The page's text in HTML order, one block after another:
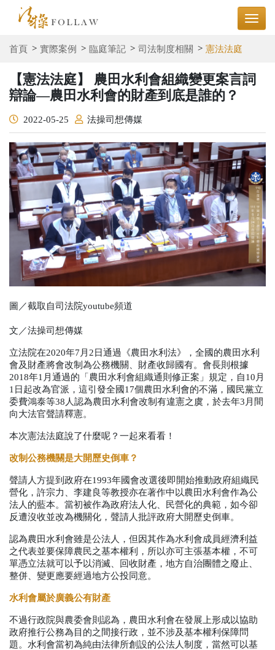
首頁 實際案例 臨庭筆記 司法制度相關 憲法法庭
【憲法法庭】 農田水利會組織變更案言詞
辯論—農田水利會的財產到底是誰的？
2022-05-25 法操司想傳媒
圖／截取自司法院youtube頻道
文／法操司想傳媒
立法院在2020年7 月 2 日通過《農田水利法》，全國的農田水利
會及財產將會改制為公務機關、財產收歸國有。會長則根據
2018年1 月通過的「農田水利會組織通則修正案」規定，自10 月
1 日起改為官派，這引發全國 17個農田水利會的不滿，國民黨立
委費鴻泰等38 人認為農田水利會改制有違憲之虞，於去年3 月間
向大法官聲請釋憲。
本次憲法法庭說了什麼呢？一起來看看！
改制公務機關是大開歷史倒車？
聲請人方提到政府在1993年國會改選後即開始推動政府組織民
營化，許宗力、李建良等教授亦在著作中以農田水利會作為公
法人的藍本。當初被作為政府法人化、民營化的典範，如今卻
反遭沒收並改為機關化，聲請人批評政府大開歷史倒車。
認為農田水利會雖是公法人，但因其作為水利會成員經濟利益
之代表並要保障農民之基本權利，所以亦可主張基本權，不可
單憑立法就可以予以消滅、回收財產，地方自治團體之廢止、
整併、變更應要經過地方公投同意。
水利會屬於廣義公有財產
不過行政院與農委會則認為，農田水利會在發展上形成以協助
政府推行公務為目的之間接行政，並不涉及基本權利保障問
題。水利會當初為純由法律所創設的公法人制度，當然可以基